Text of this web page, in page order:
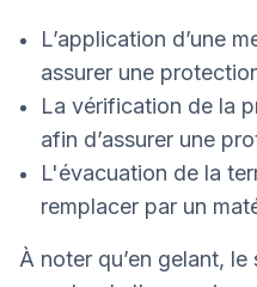
L’application d’une
assurer une
La vérification de la
afin d’assurer une
L'évacuation de la
remplacer par un
À noter qu’en gelant,